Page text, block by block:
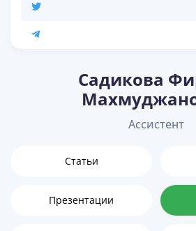
Садикова
Ассистент
Статьи
Презентации